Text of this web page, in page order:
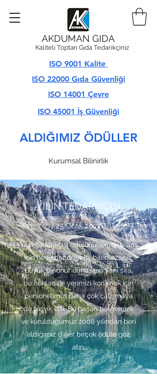
Kaliteli Toptan Gıda Tedarikçiniz
AKDUMAN GIDA
ISO 9001 Kalite
ISO 22000 Gıda Güvenliği
ISO 14001 Çevre
ALDIĞIMIZ ÖDÜLLER
ISO 45001 İş Güvenliği
Kurumsal Bilinirlik
YILIN TEDARIKÇISI
25 Ocak 2022
Yılın Tedarikçisi ödülünü almak bizim
için ne kadar değerli, bilemezsiniz.
Büyük bir onur olmasının yanı sıra,
bu noktadaki yerimizi korumak için
personelimizi daha çok çalışmaya
da teşvik etti. Bu başarı belgemize
ve kurulduğumuz 2008 yılından beri
aldığımız diğer birçok ödüle göz
atın.